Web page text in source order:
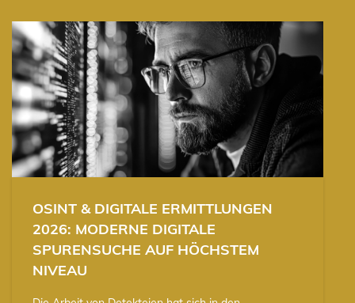
OSINT & DIGITALE ERMITTLUNGEN
2026: MODERNE DIGITALE
SPURENSUCHE AUF HÖCHSTEM
NIVEAU